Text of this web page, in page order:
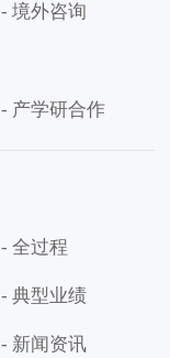
- 境外咨询
- 产学研合作
- 全过程
- 典型业绩
- 新闻资讯